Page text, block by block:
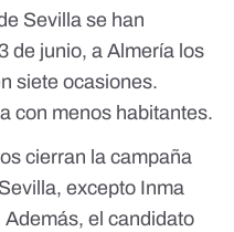
Sevilla se han
de junio, a Almería los
siete ocasiones.
con menos habitantes.
cierran la campaña
excepto Inma
el candidato